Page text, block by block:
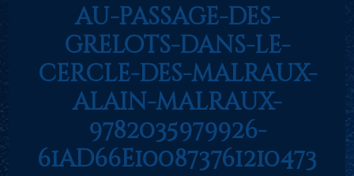
au-passage-des-
grelots-dans-le-
cercle-des-malraux-
alain-malraux-
9782035979926-
61ad66e100873761210473